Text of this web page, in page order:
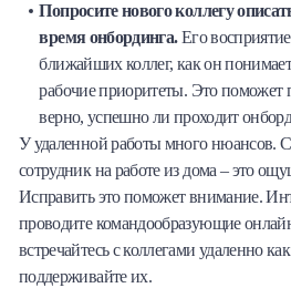
Попросите нового коллегу
время онбординга.Его
ближайших коллег, как он понимает
рабочие приоритеты. Это поможет
верно, успешно ли проходит
У удаленной работы много нюансов.
сотрудник на работе из дома – это
Исправить это поможет внимание.
проводите командообразующие
встречайтесь с коллегами удаленно
поддерживайте их.